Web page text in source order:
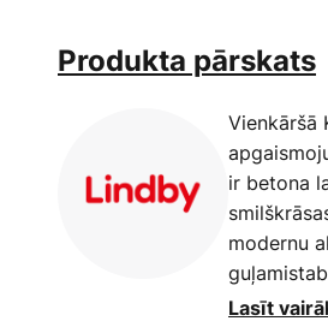
Produkta pārskats
Vienkāršā
ir betona
modernu
telpas, un
Lasīt